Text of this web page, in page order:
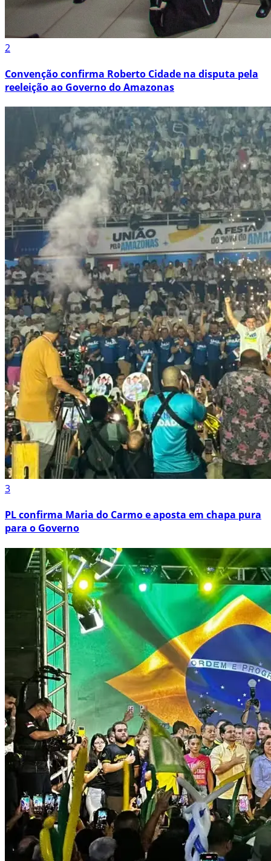
2
Convenção confirma Roberto Cidade na disputa pela
reeleição ao Governo do Amazonas
3
PL confirma Maria do Carmo e aposta em chapa pura
para o Governo